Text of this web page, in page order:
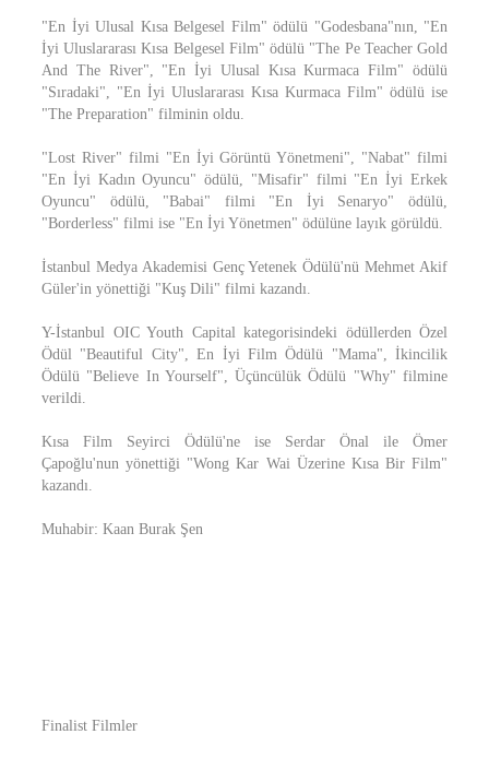
"En İyi Ulusal Kısa Belgesel Film" ödülü "Godesbana"nın, "En
İyi Uluslararası Kısa Belgesel Film" ödülü "The Pe Teacher Gold
And The River", "En İyi Ulusal Kısa Kurmaca Film" ödülü
"Sıradaki", "En İyi Uluslararası Kısa Kurmaca Film" ödülü ise
"The Preparation" filminin oldu.
"Lost River" filmi "En İyi Görüntü Yönetmeni", "Nabat" filmi
"En İyi Kadın Oyuncu" ödülü, "Misafir" filmi "En İyi Erkek
Oyuncu" ödülü, "Babai" filmi "En İyi Senaryo" ödülü,
"Borderless" filmi ise "En İyi Yönetmen" ödülüne layık görüldü.
İstanbul Medya Akademisi Genç Yetenek Ödülü'nü Mehmet Akif
Güler'in yönettiği "Kuş Dili" filmi kazandı.
Y-İstanbul OIC Youth Capital kategorisindeki ödüllerden Özel
Ödül "Beautiful City", En İyi Film Ödülü "Mama", İkincilik
Ödülü "Believe In Yourself", Üçüncülük Ödülü "Why" filmine
verildi.
Kısa Film Seyirci Ödülü'ne ise Serdar Önal ile Ömer
Çapoğlu'nun yönettiği "Wong Kar Wai Üzerine Kısa Bir Film"
kazandı.
Muhabir: Kaan Burak Şen
Finalist Filmler